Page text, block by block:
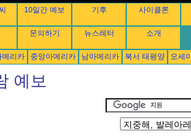
10일간 예보 기후 사이클론
문의하기 뉴스레터 소개
메리카 중앙아메리카 남아메리카 북서 태평양 오세
예보